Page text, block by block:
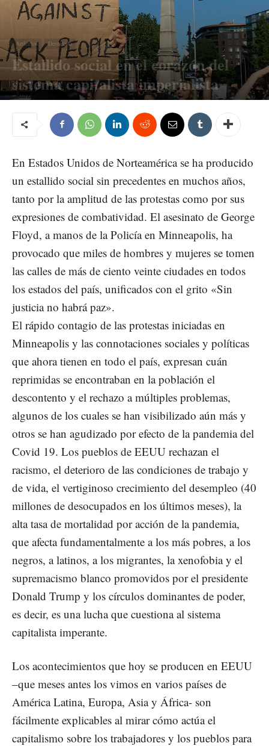
Artículos Destacado
Estallido social en el corazón del
sistema capitalista imperialista
junio 8, 2020 121
En Estados Unidos de Norteamérica se ha producido
un estallido social sin precedentes en muchos años,
tanto por la amplitud de las protestas como por sus
expresiones de combatividad. El asesinato de George
Floyd, a manos de la Policía en Minneapolis, ha
provocado que miles de hombres y mujeres se tomen
las calles de más de ciento veinte ciudades en todos
los estados del país, unificados con el grito «Sin
justicia no habrá paz».
El rápido contagio de las protestas iniciadas en
Minneapolis y las connotaciones sociales y políticas
que ahora tienen en todo el país, expresan cuán
reprimidas se encontraban en la población el
descontento y el rechazo a múltiples problemas,
algunos de los cuales se han visibilizado aún más y
otros se han agudizado por efecto de la pandemia del
Covid 19. Los pueblos de EEUU rechazan el
racismo, el deterioro de las condiciones de trabajo y
de vida, el vertiginoso crecimiento del desempleo (40
millones de desocupados en los últimos meses), la
alta tasa de mortalidad por acción de la pandemia,
que afecta fundamentalmente a los más pobres, a los
negros, a latinos, a los migrantes, la xenofobia y el
supremacismo blanco promovidos por el presidente
Donald Trump y los círculos dominantes de poder,
es decir, es una lucha que cuestiona al sistema
capitalista imperante.
Los acontecimientos que hoy se producen en EEUU
–que meses antes los vimos en varios países de
América Latina, Europa, Asia y África- son
fácilmente explicables al mirar cómo actúa el
capitalismo sobre los trabajadores y los pueblos para